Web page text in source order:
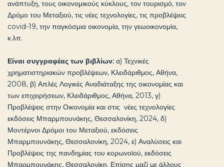
ανάπτυξη, τους οικονομικούς κύκλους, τον τουρισμό, τον
Δρόμο του Μεταξιού, τις νέες τεχνολογίες, τις προβλέψεις
covid-19, την παγκόσμια οικονομία, την γεωοικονομία,
κ.λπ.
Είναι συγγραφέας των βιβλίων: α) Τεχνικές
χρηματιστηριακών προβλέψεων, Κλειδάριθμος, Αθήνα,
2008, β) Απλές Λογικές Αναδιάταξης της οικονομίας και
των επιχειρήσεων, Κλειδάριθμος, Αθήνα, 2013, γ)
Προβλέψεις στην Οικονομία και στις νέες τεχνολογίες
εκδόσεις Μπαρμπουνάκης, Θεσσαλονίκη, 2024, δ)
Μοντέρνοι Δρόμοι του Μεταξιού, εκδόσεις
Μπαρμπουνάκης, Θεσσαλονίκη, 2024, ε) Αναλύσεις και
Προβλέψεις της πανδημίας του κορωνοϊού, εκδόσεις
Μπαρμπουνάκης, Θεσσαλονίκη. Επίσης μαζί με άλλους